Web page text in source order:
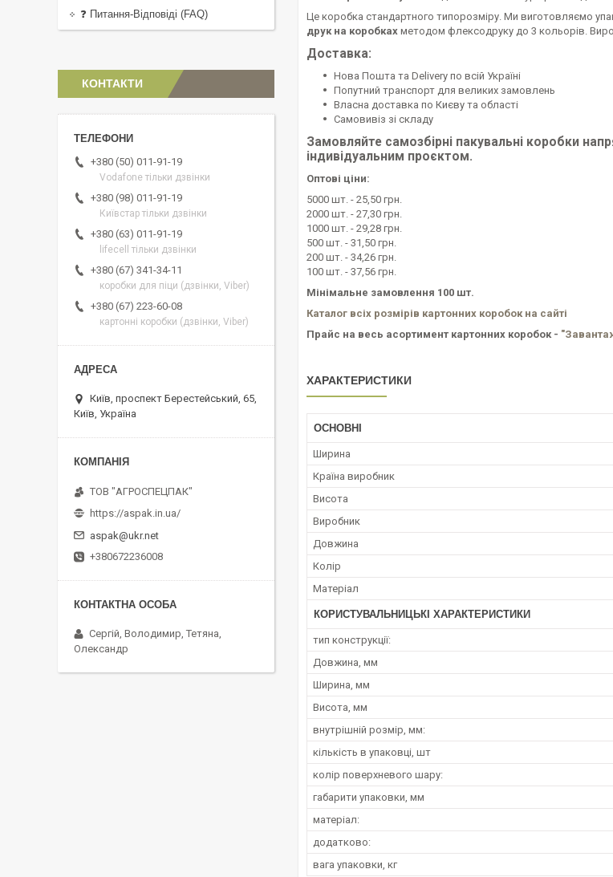
Це коробка стандартного типорозміру. Ми виготовляємо
друк на коробках методом флексодруку до 3 кольорів.
Доставка:
Нова Пошта та Delivery по всій Україні
Попутний транспорт для великих замовлень
Власна доставка по Києву та області
Самовивіз зі складу
Замовляйте самозбірні пакувальні коробки
індивідуальним проєктом.
Оптові ціни:
5000 шт. - 25,50 грн.
2000 шт. - 27,30 грн.
1000 шт. - 29,28 грн.
500 шт. - 31,50 грн.
200 шт. - 34,26 грн.
100 шт. - 37,56 грн.
Мінімальне замовлення 100 шт.
Каталог всіх розмірів картонних коробок на сайті
Прайс на весь асортимент картонних коробок -
ХАРАКТЕРИСТИКИ
ОСНОВНІ
Ширина
Країна виробник
Висота
Виробник
Довжина
Колір
Матеріал
КОРИСТУВАЛЬНИЦЬКІ ХАРАКТЕРИСТИКИ
тип конструкції:
Довжина, мм
Ширина, мм
Висота, мм
внутрішній розмір, мм:
кількість в упаковці, шт
колір поверхневого шару:
габарити упаковки, мм
матеріал:
додатково:
вага упаковки, кг
❓ Питання-Відповіді (FAQ)
КОНТАКТИ
+380 (50) 011-91-19
Vodafone тільки дзвінки
+380 (98) 011-91-19
Київстар тільки дзвінки
+380 (63) 011-91-19
lifecell тільки дзвінки
+380 (67) 341-34-11
коробки для піци (дзвінки, Viber)
+380 (67) 223-60-08
картонні коробки (дзвінки, Viber)
Київ, проспект Берестейський, 65,
Київ, Україна
ТОВ "АГРОСПЕЦПАК"
https://aspak.in.ua/
aspak@ukr.net
+380672236008
Сергій, Володимир, Тетяна,
Олександр